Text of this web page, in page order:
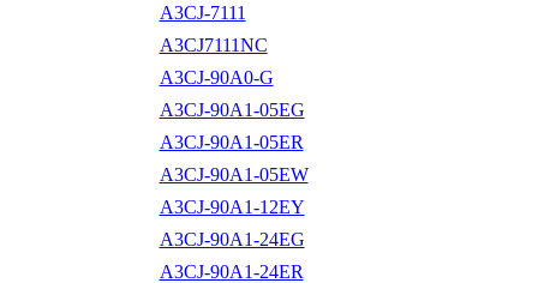
A3CJ-7111
A3CJ7111NC
A3CJ-90A0-G
A3CJ-90A1-05EG
A3CJ-90A1-05ER
A3CJ-90A1-05EW
A3CJ-90A1-12EY
A3CJ-90A1-24EG
A3CJ-90A1-24ER